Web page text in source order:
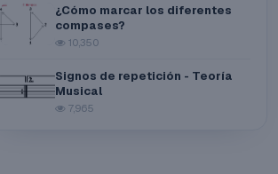
¿Cómo marcar los diferentes
compases?
10,350
Signos de repetición - Teoría
Musical
7,965